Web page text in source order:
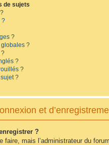
de sujets
?
?
?
?
?
?
?
et
?
faire, mais l’administrateur du